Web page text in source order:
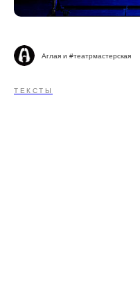
Аглая и #театрмастерская
ТЕКСТЫ